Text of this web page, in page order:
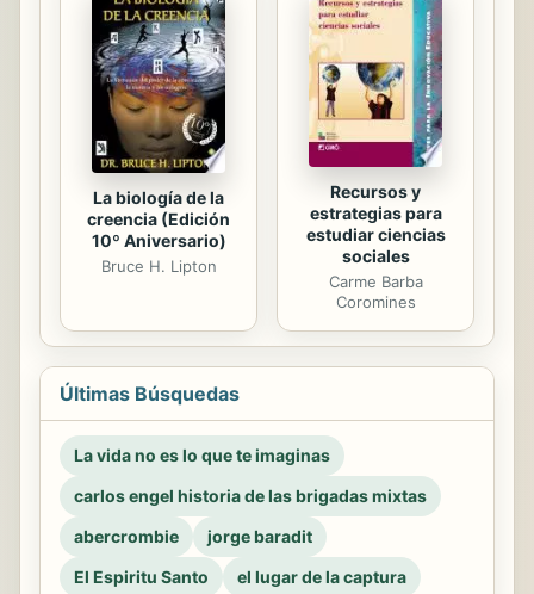
La biología de la
creencia (Edición
10º Aniversario)
Bruce H. Lipton
Recursos y
estrategias para
estudiar ciencias
sociales
Carme Barba
Coromines
Últimas Búsquedas
La vida no es lo que te imaginas
carlos engel historia de las brigadas mixtas
abercrombie
jorge baradit
El Espiritu Santo
el lugar de la captura